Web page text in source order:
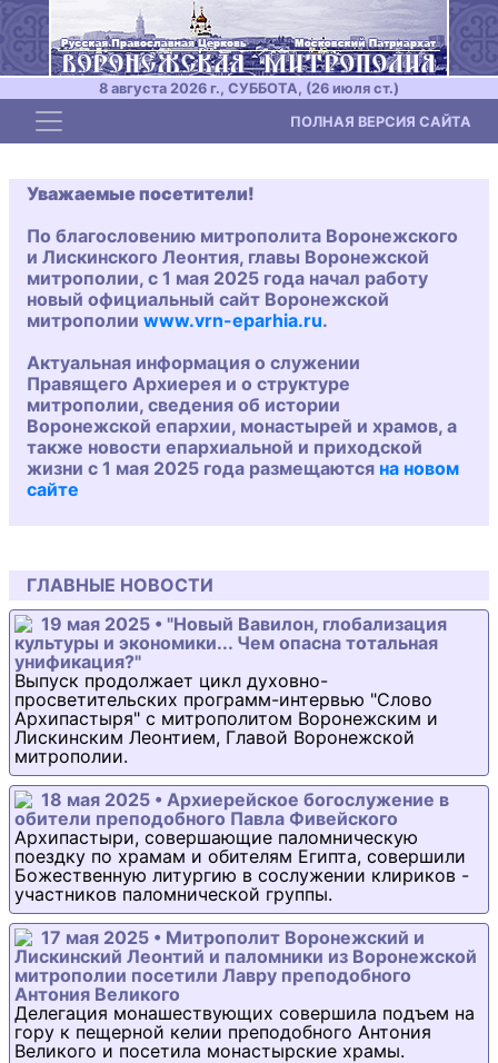
8 августа 2026 г., СУББОТА, (26 июля ст.)
Toggle navigation ПОЛНАЯ ВЕРСИЯ САЙТА
Уважаемые посетители!
По благословению митрополита Воронежского
и Лискинского Леонтия, главы Воронежской
митрополии, с 1 мая 2025 года начал работу
новый официальный сайт Воронежской
митрополии www.vrn-eparhia.ru.
Актуальная информация о служении
Правящего Архиерея и о структуре
митрополии, сведения об истории
Воронежской епархии, монастырей и храмов, а
также новости епархиальной и приходской
жизни с 1 мая 2025 года размещаются на новом
сайте
ГЛАВНЫЕ НОВОСТИ
19 мая 2025 • "Новый Вавилон, глобализация
культуры и экономики... Чем опасна тотальная
унификация?"
Выпуск продолжает цикл духовно-
просветительских программ-интервью "Слово
Архипастыря" с митрополитом Воронежским и
Лискинским Леонтием, Главой Воронежской
митрополии.
18 мая 2025 • Архиерейское богослужение в
обители преподобного Павла Фивейского
Архипастыри, совершающие паломническую
поездку по храмам и обителям Египта, совершили
Божественную литургию в сослужении клириков -
участников паломнической группы.
17 мая 2025 • Митрополит Воронежский и
Лискинский Леонтий и паломники из Воронежской
митрополии посетили Лавру преподобного
Антония Великого
Делегация монашествующих совершила подъем на
гору к пещерной келии преподобного Антония
Великого и посетила монастырские храмы.